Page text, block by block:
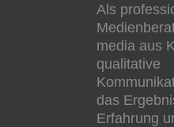
Als
media aus
qualitative
das
Erfahrung